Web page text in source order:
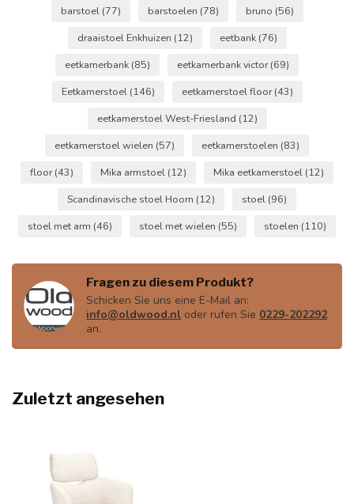
barstoel (77) barstoelen (78) bruno (56)
draaistoel Enkhuizen (12) eetbank (76)
eetkamerbank (85) eetkamerbank victor(69)
Eetkamerstoel (146) eetkamerstoel floor(43)
eetkamerstoel West-Friesland (12)
eetkamerstoel wielen (57) eetkamerstoelen (83)
floor(43) Mika armstoel (12) Mika eetkamerstoel (12)
Scandinavische stoel Hoorn (12) stoel (96)
stoel met arm (46) stoel met wielen (55) stoelen (110)
Fragen zu diesem Produkt?
Schicken Sie uns eine E-Mail an:
info@oldwood.nl oder rufen Sie 0229-202292
an.
Zuletzt angesehen